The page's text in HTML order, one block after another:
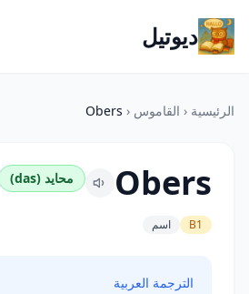
ديوتيل
الرئيسية ‹ القاموس ‹
Obers
Obers محايد (das)
B1 اسم
الترجمة العربية